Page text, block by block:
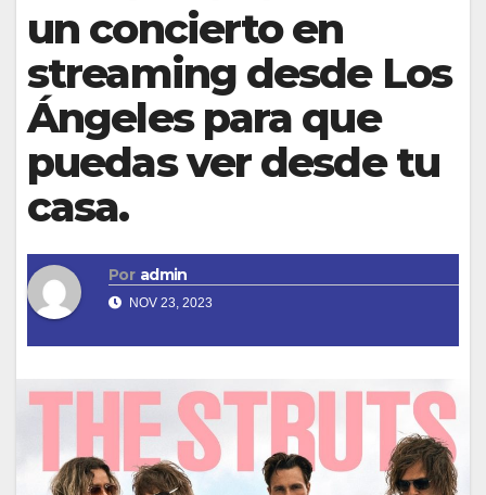
un concierto en
streaming desde Los
Ángeles para que
puedas ver desde tu
casa.
Por admin
NOV 23, 2023